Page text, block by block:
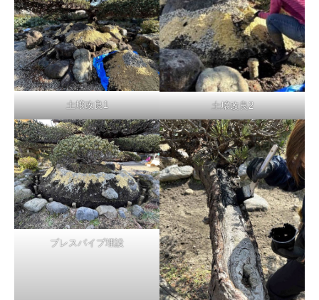
土壌改良1 土壌改良2
ブレスパイプ埋設